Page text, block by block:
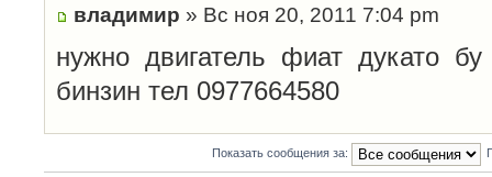
владимир » Вс ноя 20, 2011 7:04 pm
нужно двигатель фиат дукато
бинзин тел 0977664580
Показать сообщения за: